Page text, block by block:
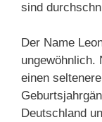
sind
Der Name
ungewöhnlich.
einen
Deutschland